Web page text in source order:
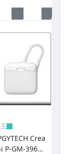
包-Lowepro
-Manfrotto
包-National Geographic
包-Think Tank
包-Peak Design
帶-BlackRapid
Crea
P-GM-396